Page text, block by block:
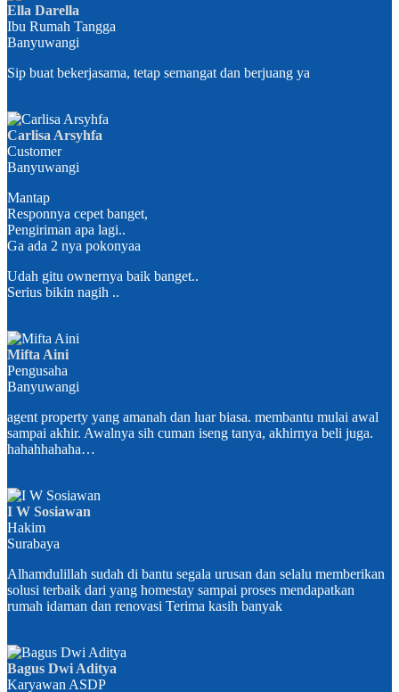
Ella Darella
Ibu Rumah Tangga
Banyuwangi
Sip buat bekerjasama, tetap semangat dan berjuang ya
Carlisa Arsyhfa
Customer
Banyuwangi
Mantap
Responnya cepet banget,
Pengiriman apa lagi..
Ga ada 2 nya pokonyaa
Udah gitu ownernya baik banget..
Serius bikin nagih ..
Mifta Aini
Pengusaha
Banyuwangi
agent property yang amanah dan luar biasa. membantu mulai awal
sampai akhir. Awalnya sih cuman iseng tanya, akhirnya beli juga.
hahahhahaha…
I W Sosiawan
Hakim
Surabaya
Alhamdulillah sudah di bantu segala urusan dan selalu memberikan
solusi terbaik dari yang homestay sampai proses mendapatkan
rumah idaman dan renovasi Terima kasih banyak
Bagus Dwi Aditya
Karyawan ASDP